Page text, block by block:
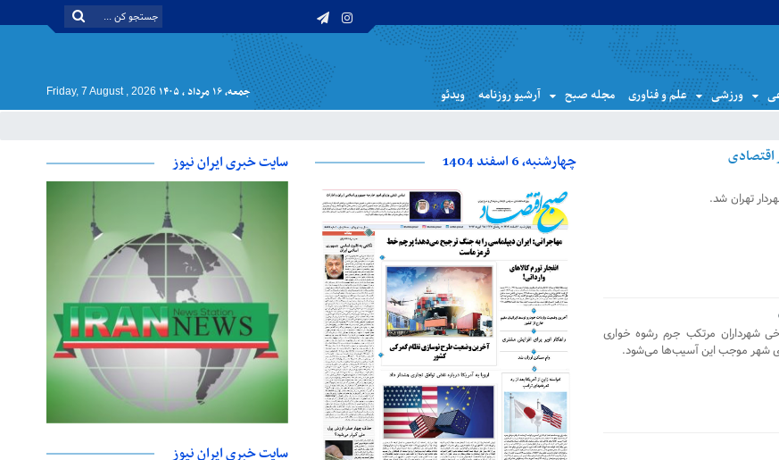
ورزشی علم و فناوری مجله صبح آرشیو روزنامه ویدئو جمعه, ۱۶ مرداد , ۱۴۰۵ Friday, 7 August , 2026
شهرداران مرتکب جرم رشوه‌ خواری
شهر موجب این آسیب‌ها می‌شود.
چهارشنبه، 6 اسفند 1404 سایت خبری ایران نیوز
سایت خبری ایران نیوز